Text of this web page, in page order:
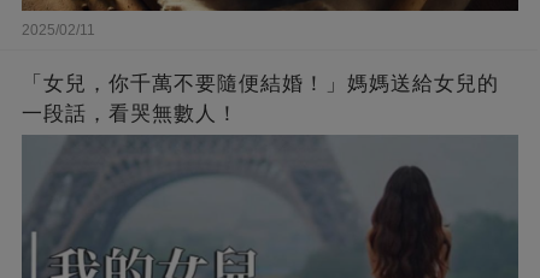
2025/02/11
「女兒，你千萬不要隨便結婚！」媽媽送給女兒的
一段話，看哭無數人！